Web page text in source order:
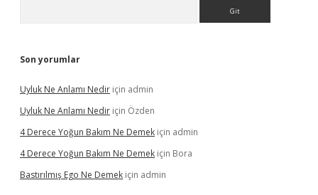
Son yorumlar
Uyluk Ne Anlamı Nedir için admin
Uyluk Ne Anlamı Nedir için Özden
4 Derece Yoğun Bakım Ne Demek için admin
4 Derece Yoğun Bakım Ne Demek için Bora
Bastırılmış Ego Ne Demek için admin